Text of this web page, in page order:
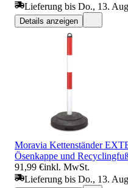
Lieferung bis Do., 13.
Details anzeigen
Moravia Kettenständer
Ösenkappe und
91,99 €inkl. MwSt.
Lieferung bis Do., 13.